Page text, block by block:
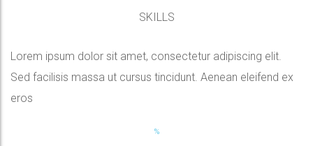
SKILLS
Lorem ipsum dolor sit amet, consectetur adipiscing elit.
Sed facilisis massa ut cursus tincidunt. Aenean eleifend ex
eros